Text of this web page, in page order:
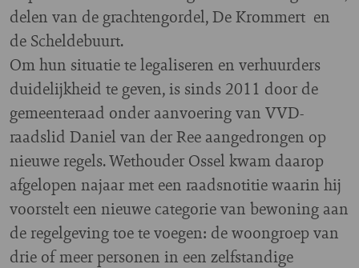
delen van de grachtengordel, De Krommert en
de Scheldebuurt.
Om hun situatie te legaliseren en verhuurders
duidelijkheid te geven, is sinds 2011 door de
gemeenteraad onder aanvoering van VVD-
raadslid Daniel van der Ree aangedrongen op
nieuwe regels. Wethouder Ossel kwam daarop
afgelopen najaar met een raadsnotitie waarin hij
voorstelt een nieuwe categorie van bewoning aan
de regelgeving toe te voegen: de woongroep van
drie of meer personen in een zelfstandige